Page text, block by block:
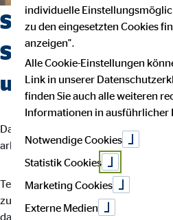
Suchst du einen
Sicherheit,
und Flexibilität
Dann bist du bei uns richtig. Wir
arbeitet, wenn man seinem eigenen
Teamarbeit und intensiver
zu besten Ergebnissen. Dein
da jede Kundin und jeder Kunde
individuelle
zu den eingesetzten Cookies
anzeigen".
Alle Cookie-Einstellungen
Link in unserer
finden Sie auch alle weiteren
Informationen in ausführlicher
Notwendige Cookies
Statistik Cookies
Marketing Cookies
Externe Medien